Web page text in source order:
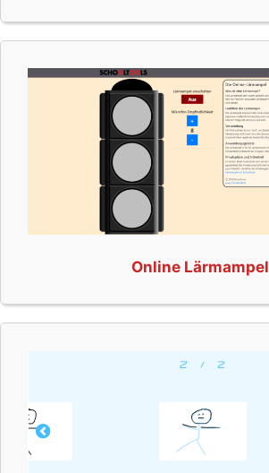
Online Lärmampel